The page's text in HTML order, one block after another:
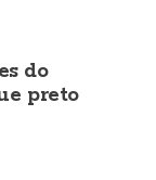
do
preto